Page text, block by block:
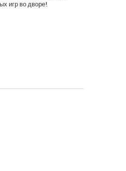
игр во дворе!